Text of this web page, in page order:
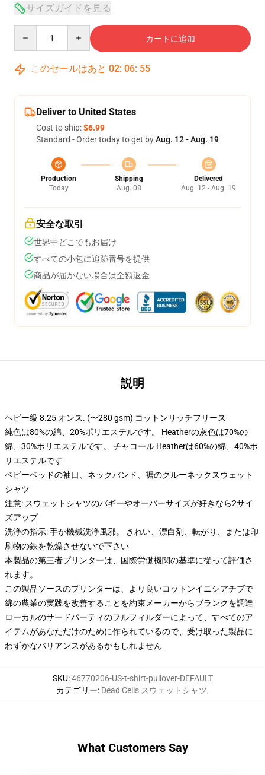
サイズガイドを見る
カートに追加
このセールはあと 02: 06: 54
Deliver to United States
Cost to ship:$6.99
Standard - Order today to get byAug. 12 - Aug. 19
Production
Today
Shipping
Aug. 08
Delivered
Aug. 12 - Aug. 19
安全な取引
世界中どこでもお届け
すべての小包に追跡番号を提供
商品が届かない場合は全額返金
説明
ヘビー級 8.25 オンス. (〜280 gsm) コットンリッチフリース
純色は80%の綿、20%ポリエステルです。 Heatherの灰色は70%の
綿、30%ポリエステルです。 チャコール Heatherは60%の綿、40%ポ
リエステルです
ベビーベッドの袖口、ネックバンド、裾のクルーネックスウェット
シャツ
注意: スウェットシャツのバギーやオーバーサイズが好きなら2サイ
ズアップ
洗浄の指示: 手か機械洗浄風邪。 きれい、漂白剤、転がり、または印
刷物の鉄を乾燥させないで下さい
本製品の第三者プリンターは、国際労働機関の基準に従って評価さ
れます。
この製品ソースのプリンターは、より良いコットンイニシアチブで
綿の農業の実践を改善することを約束メーカーからブランクを調達
ローカルのサードパーティのフルフィルダーによって、すべてのア
イテムがあなただけのために作られているので、受け取った製品に
わずかなバリアンスがあるかもしれません
SKU:46770206-US-t-shirt-pullover-DEFAULT
カテゴリー: Dead Cells スウェットシャツ,
What Customers Say